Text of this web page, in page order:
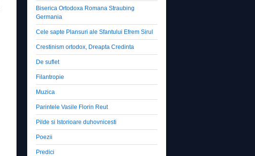
Biserica Ortodoxa Romana Straubing
Germania
Cele sapte Plansuri ale Sfantului Efrem Sirul
Crestinism ortodox, Dreapta Credinta
De suflet
Filantropie
Muzica
Parintele Vasile Florin Reut
Pilde si Istorioare duhovnicesti
Poezii
Predici